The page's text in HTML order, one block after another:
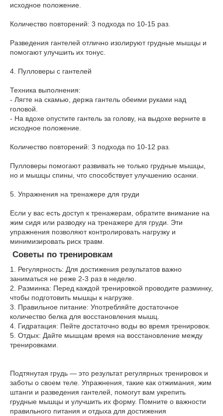
исходное положение.
Количество повторений: 3 подхода по 10-15 раз.
Разведения гантелей отлично изолируют грудные мышцы и
помогают улучшить их тонус.
4. Пулловеры с гантелей
Техника выполнения:
- Лягте на скамью, держа гантель обеими руками над
головой.
- На вдохе опустите гантель за голову, на выдохе верните в
исходное положение.
Количество повторений: 3 подхода по 10-12 раз.
Пулловеры помогают развивать не только грудные мышцы,
но и мышцы спины, что способствует улучшению осанки.
5. Упражнения на тренажере для груди
Если у вас есть доступ к тренажерам, обратите внимание на
жим сидя или разводку на тренажере для груди. Эти
упражнения позволяют контролировать нагрузку и
минимизировать риск травм.
Советы по тренировкам
1. Регулярность: Для достижения результатов важно
заниматься не реже 2-3 раз в неделю.
2. Разминка: Перед каждой тренировкой проводите разминку,
чтобы подготовить мышцы к нагрузке.
3. Правильное питание: Употребляйте достаточное
количество белка для восстановления мышц.
4. Гидратация: Пейте достаточно воды во время тренировок.
5. Отдых: Дайте мышцам время на восстановление между
тренировками.
Подтянутая грудь — это результат регулярных тренировок и
заботы о своем теле. Упражнения, такие как отжимания, жим
штанги и разведения гантелей, помогут вам укрепить
грудные мышцы и улучшить их форму. Помните о важности
правильного питания и отдыха для достижения